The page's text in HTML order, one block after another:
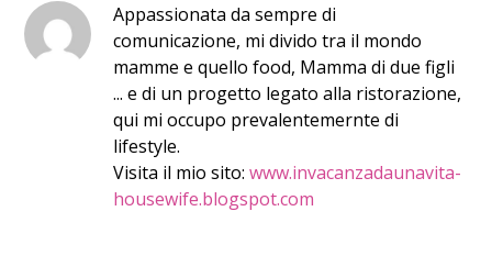
Appassionata da sempre di
comunicazione, mi divido tra il mondo
mamme e quello food, Mamma di due figli
... e di un progetto legato alla ristorazione,
qui mi occupo prevalentemernte di
lifestyle.
Visita il mio sito:www.invacanzadaunavita-
housewife.blogspot.com